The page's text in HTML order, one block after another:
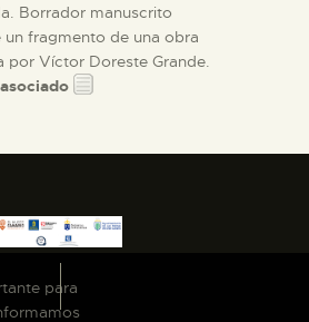
Borrador manuscrito
fragmento de una obra
por Víctor Doreste Grande.
para